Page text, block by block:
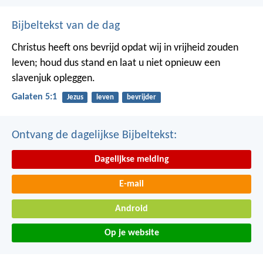
Bijbeltekst van de dag
Christus heeft ons bevrijd opdat wij in vrijheid zouden
leven; houd dus stand en laat u niet opnieuw een
slavenjuk opleggen.
Galaten 5:1 Jezus leven bevrijder
Ontvang de dagelijkse Bijbeltekst:
Dagelijkse melding
E-mail
Android
Op je website